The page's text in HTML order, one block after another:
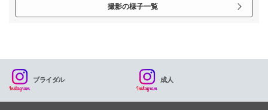
撮影の様子一覧
ブライダル 成人